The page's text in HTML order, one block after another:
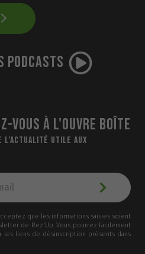
PODCASTS
VOUS À L'OUVRE BOÎTE
UTILE AUX
que les informations saisies soient
de Rez'Up. Vous pourrez facilement
les liens de désinscription présents dans